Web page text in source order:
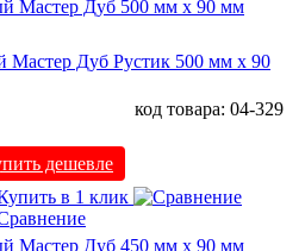
Дуб Рустик 500 мм х 90
код товара: 04-329
дешевле
в 1 клик